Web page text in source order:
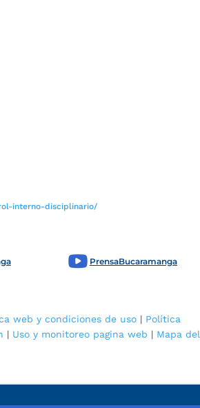
interno-disciplinario/
PrensaBucaramanga
web y condiciones de uso | Política
| Uso y monitoreo pagina web | Mapa del